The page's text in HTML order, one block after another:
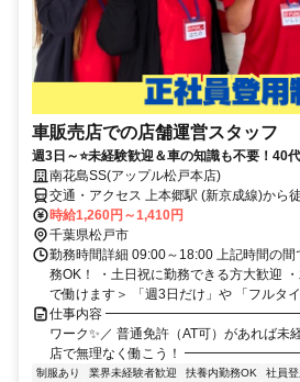
車販売店での店舗運営スタッフ
週3日～⭐未経験歓迎＆車の知識も不要！40
南花島SS(アップル松戸本店)
交通・アクセス 上本郷駅 (新京成線)から
線)から徒歩約10分 ◎車・バイク通勤OK
時給1,260円～1,410円
千葉県松戸市
勤務時間詳細 09:00～18:00 上記時間の
務OK！ ・土日祝に勤務できる方大歓迎
で働けます＞ 「週3日だけ」や 「フルタ
仕事内容
ワーク✨／ 普通免許（AT可）があれば未
店で無理なく働こう！
制服あり 業界未経験者歓迎 扶養内勤務OK 社員登